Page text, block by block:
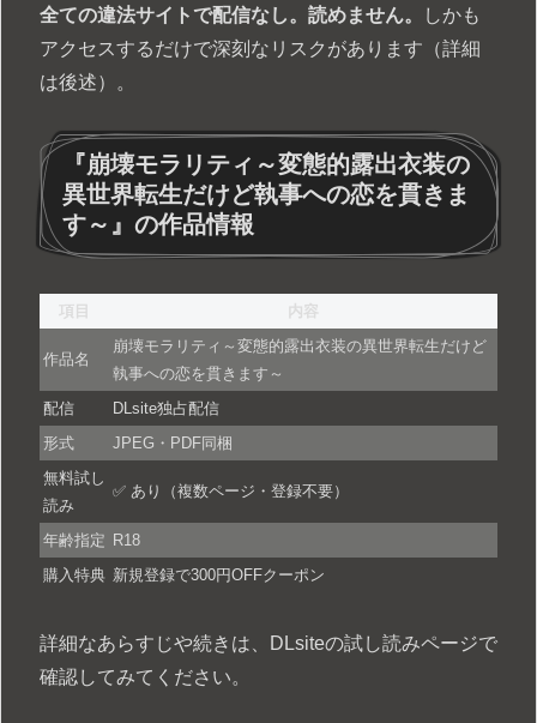
全ての違法サイトで配信なし。読めません。
しかも
アクセスするだけで深刻なリスクがあります（詳細
は後述）。
『崩壊モラリティ～変態的露出衣装の
異世界転生だけど執事への恋を貫きま
す～』の作品情報
項目 内容
作品名
崩壊モラリティ～変態的露出衣装の異世界転生だけど
執事への恋を貫きます～
配信
DLsite独占配信
形式
JPEG・PDF同梱
無料試し
読み
✅ あり（複数ページ・登録不要）
年齢指定 R18
購入特典 新規登録で300円OFFクーポン
詳細なあらすじや続きは、DLsiteの試し読みページで
確認してみてください。